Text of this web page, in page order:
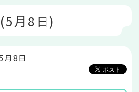
月8日)
月8日